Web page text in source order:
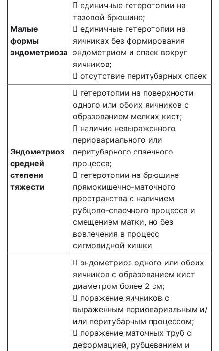
Малые
формы
эндометриоза
 единичные гетеротопии на
тазовой брюшине;
 единичные гетеротопии на
яичниках без формирования
эндометриом и спаек вокруг
яичников;
 отсутствие перитубарных спаек
Эндометриоз
средней
степени
тяжести
 гетеротопии на поверхности
одного или обоих яичников с
образованием мелких кист;
 наличие невыраженного
периовариального или
перитубарного спаечного
процесса;
 гетеротопии на брюшине
прямокишечно-маточного
пространства с наличием
рубцово-спаечного процесса и
смещением матки, но без
вовлечения в процесс
сигмовидной кишки
 эндометриоз одного или обоих
яичников с образованием кист
диаметром более 2 см;
 поражение яичников с
выраженным периовариальным и/
или перитубарным процессом;
 поражение маточных труб с
деформацией, рубцеванием и